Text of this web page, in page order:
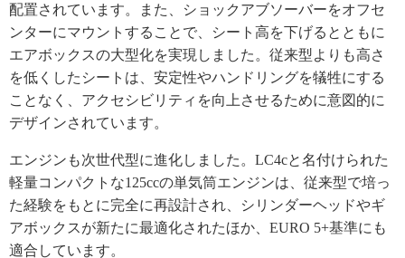
配置されています。また、ショックアブソーバーをオフセ
ンターにマウントすることで、シート高を下げるとともに
エアボックスの大型化を実現しました。従来型よりも高さ
を低くしたシートは、安定性やハンドリングを犠牲にする
ことなく、アクセシビリティを向上させるために意図的に
デザインされています。
エンジンも次世代型に進化しました。LC4cと名付けられた
軽量コンパクトな125ccの単気筒エンジンは、従来型で培っ
た経験をもとに完全に再設計され、シリンダーヘッドやギ
アボックスが新たに最適化されたほか、EURO 5+基準にも
適合しています。